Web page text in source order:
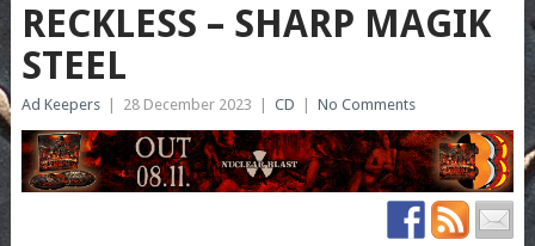
RECKLESS – SHARP MAGIK
STEEL
Ad Keepers 28 December 2023 CD No Comments